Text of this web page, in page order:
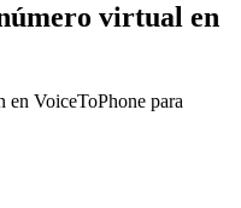
virtual en
en VoiceToPhone para